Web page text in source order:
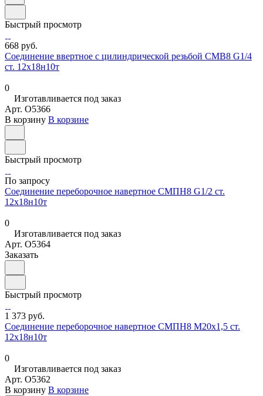
Быстрый просмотр
668 руб.
Соединение ввертное с цилиндрической резьбой СМВ8 G1/4
ст. 12х18н10т
0
Изготавливается под заказ
Арт. O5366
В корзину В корзине
Быстрый просмотр
По запросу
Соединение переборочное навертное СМПН8 G1/2 ст.
12х18н10т
0
Изготавливается под заказ
Арт. O5364
Заказать
Быстрый просмотр
1 373 руб.
Соединение переборочное навертное СМПН8 М20х1,5 ст.
12х18н10т
0
Изготавливается под заказ
Арт. O5362
В корзину В корзине